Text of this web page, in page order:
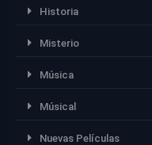
Historia
Misterio
Música
Músical
Nuevas Películas